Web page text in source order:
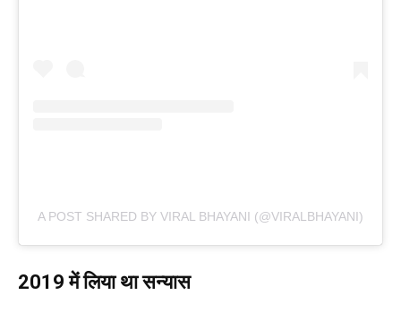
A POST SHARED BY VIRAL BHAYANI (@VIRALBHAYANI)
2019 में लिया था सन्यास